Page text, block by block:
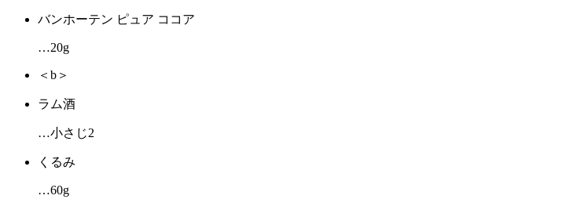
バンホーテン ピュア ココア
…20g
＜b＞
ラム酒
…小さじ2
くるみ
…60g